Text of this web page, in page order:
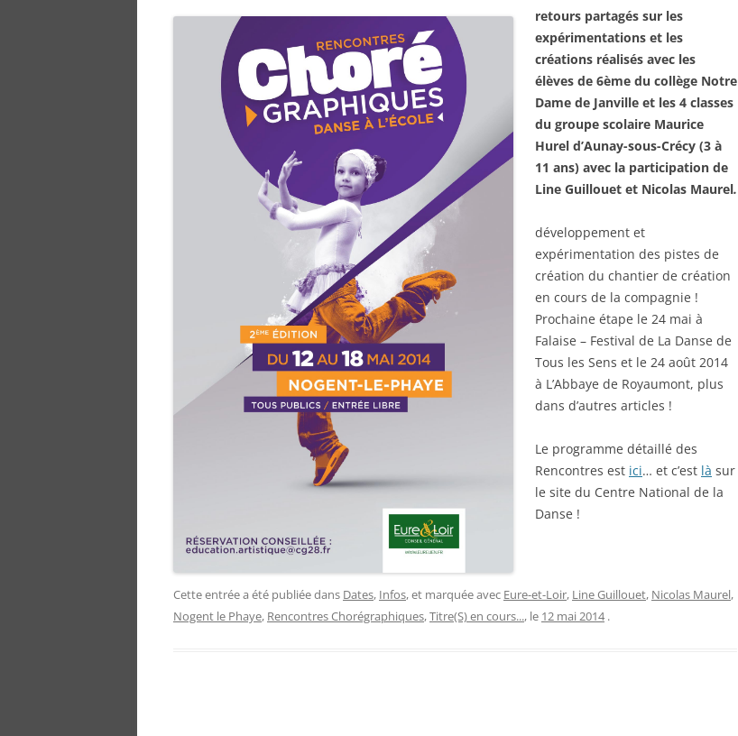
retours partagés sur les
expérimentations et les
créations réalisés avec les
élèves de 6ème du collège Notre
Dame de Janville et les 4 classes
du groupe scolaire Maurice
Hurel d’Aunay-sous-Crécy (3 à
11 ans) avec la participation de
Line Guillouet et Nicolas Maurel.
développement et
expérimentation des pistes de
création du chantier de création
en cours de la compagnie !
Prochaine étape le 24 mai à
Falaise – Festival de La Danse de
Tous les Sens et le 24 août 2014
à L’Abbaye de Royaumont, plus
dans d’autres articles !
Le programme détaillé des
Rencontres est ici… et c’est là sur
le site du Centre National de la
Danse !
Cette entrée a été publiée dans Dates, Infos, et marquée avec Eure-et-Loir, Line Guillouet, Nicolas Maurel,
Nogent le Phaye, Rencontres Chorégraphiques,Titre(S) en cours..., le 12 mai 2014 .